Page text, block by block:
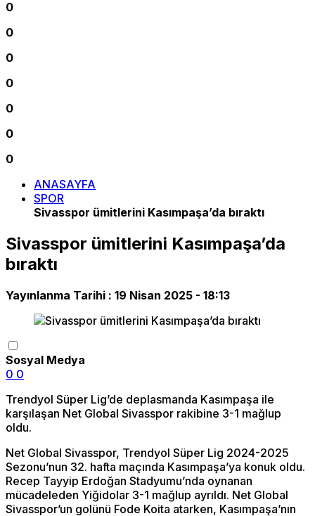
0
0
0
0
0
0
0
ANASAYFA
SPOR
Sivasspor ümitlerini Kasımpaşa’da bıraktı
Sivasspor ümitlerini Kasımpaşa’da
bıraktı
Yayınlanma Tarihi : 19 Nisan 2025 - 18:13
Sosyal Medya
0 0
Trendyol Süper Lig’de deplasmanda Kasımpaşa ile
karşılaşan Net Global Sivasspor rakibine 3-1 mağlup
oldu.
Net Global Sivasspor, Trendyol Süper Lig 2024-2025
Sezonu’nun 32. hafta maçında Kasımpaşa’ya konuk oldu.
Recep Tayyip Erdoğan Stadyumu’nda oynanan
mücadeleden Yiğidolar 3-1 mağlup ayrıldı. Net Global
Sivasspor’un golünü Fode Koita atarken, Kasımpaşa’nın